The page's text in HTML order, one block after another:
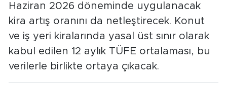
Haziran 2026 döneminde uygulanacak
kira artış oranını da netleştirecek. Konut
ve iş yeri kiralarında yasal üst sınır olarak
kabul edilen 12 aylık TÜFE ortalaması, bu
verilerle birlikte ortaya çıkacak.